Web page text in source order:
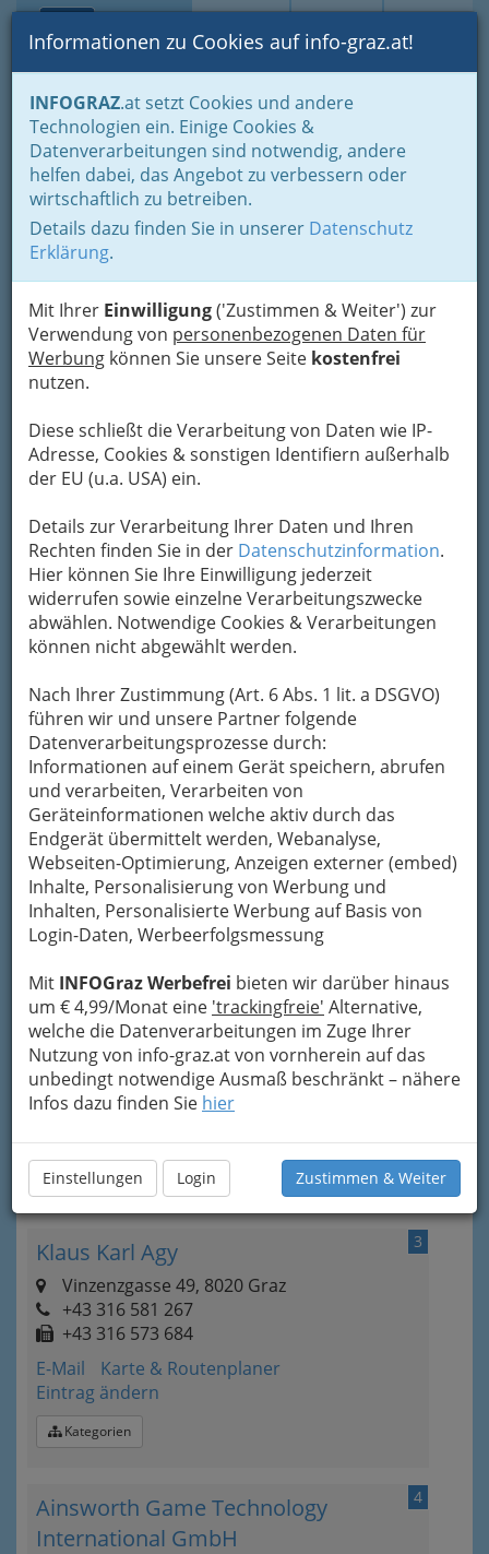
Suche Login Toggle
Informationen zu Cookies auf info-graz.at!
INFOGRAZ.at setzt Cookies und andere
Technologien ein. Einige Cookies &
Datenverarbeitungen sind notwendig, andere
helfen dabei, das Angebot zu verbessern oder
wirtschaftlich zu betreiben.
Details dazu finden Sie in unserer Datenschutz
Erklärung.
Mit Ihrer Einwilligung('Zustimmen & Weiter') zur
Verwendung von personenbezogenen Daten für
Werbung können Sie unsere Seite kostenfrei
nutzen.
Diese schließt die Verarbeitung von Daten wie IP-
Adresse, Cookies & sonstigen Identifiern außerhalb
der EU (u.a. USA) ein.
Details zur Verarbeitung Ihrer Daten und Ihren
Rechten finden Sie in der Datenschutzinformation.
Hier können Sie Ihre Einwilligung jederzeit
widerrufen sowie einzelne Verarbeitungszwecke
abwählen. Notwendige Cookies & Verarbeitungen
können nicht abgewählt werden.
Nach Ihrer Zustimmung (Art. 6 Abs. 1 lit. a DSGVO)
führen wir und unsere Partner folgende
Datenverarbeitungsprozesse durch:
Informationen auf einem Gerät speichern, abrufen
und verarbeiten, Verarbeiten von
Geräteinformationen welche aktiv durch das
Endgerät übermittelt werden, Webanalyse,
Webseiten-Optimierung, Anzeigen externer (embed)
Inhalte, Personalisierung von Werbung und
Inhalten, Personalisierte Werbung auf Basis von
Login-Daten, Werbeerfolgsmessung
Mit INFOGraz Werbefrei bieten wir darüber hinaus
um € 4,99/Monat eine 'trackingfreie' Alternative,
welche die Datenverarbeitungen im Zuge Ihrer
Nutzung von info-graz.at von vornherein auf das
unbedingt notwendige Ausmaß beschränkt – nähere
Infos dazu finden Sie hier
Einstellungen Login Zustimmen & Weiter
Home Branchen
Einkaufen & Schenken - der Handel
Der Handel nach WKO-Gliederung
Landesgremium des Handels mit Maschinen u.
Computersystemen u. technischem und industriellem
Landesgremium des
Handels mit Maschinen u.
Computersystemen u.
technischem und
industriellem
Bezirksauswahl
Alle Bezirke
ONME mobiles Datenmanagement
GmbH - Refurbished IT ist Green
IT
Eckertstraße 7, 8020 Graz
+43 316 585 111 10
Gebrauchtes, hochwertiges Business-
Equipment preiswert kaufen!
Egal ob PC, Laptop, Smartphone, Monitore,
Server, etc. bitte erkundigen Sie sich nach
unseren aktuellen Angeboten die wir
individuell nach Ihren Anforderungen
konfigurierenlassen.
Kategorien
2
Ivica Vastic Sportmanagement
GmbH
Schönaugasse 64, 8010 Graz
+43 316 8063 - 4800
Karte & Routenplaner
Eintrag ändern
Kategorien
3
Klaus Karl Agy
Vinzenzgasse 49, 8020 Graz
+43 316 581 267
+43 316 573 684
E-Mail
Karte & Routenplaner
Eintrag ändern
Kategorien
4
Ainsworth Game Technology
International GmbH